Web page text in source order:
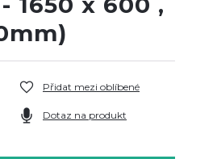
Přidat mezi oblíbené
Dotaz na produkt